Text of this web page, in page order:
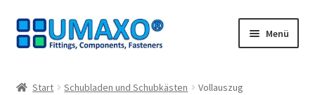
Zur
Navigation
Zum
Inhalt
Menü
Start Schubladen und Schubkästen
Vollauszug